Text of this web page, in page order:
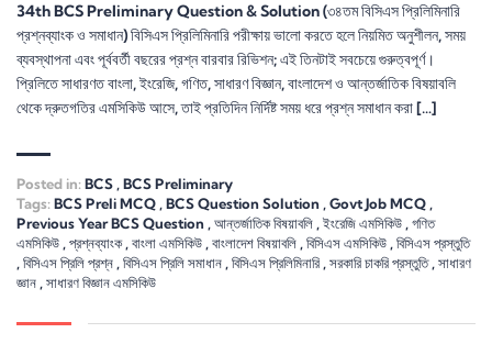
34th BCS Preliminary Question & Solution (৩৪তম বিসিএস প্রিলিমিনারি
প্রশ্নব্যাংক ও সমাধান) বিসিএস প্রিলিমিনারি পরীক্ষায় ভালো করতে হলে নিয়মিত অনুশীলন, সময়
ব্যবস্থাপনা এবং পূর্ববর্তী বছরের প্রশ্ন বারবার রিভিশন; এই তিনটাই সবচেয়ে গুরুত্বপূর্ণ।
প্রিলিতে সাধারণত বাংলা, ইংরেজি, গণিত, সাধারণ বিজ্ঞান, বাংলাদেশ ও আন্তর্জাতিক বিষয়াবলি
থেকে দ্রুতগতির এমসিকিউ আসে, তাই প্রতিদিন নির্দিষ্ট সময় ধরে প্রশ্ন সমাধান করা […]
Posted in:BCS , BCS Preliminary
Tags:BCS Preli MCQ , BCS Question Solution , Govt Job MCQ ,
Previous Year BCS Question , আন্তর্জাতিক বিষয়াবলি , ইংরেজি এমসিকিউ , গণিত
এমসিকিউ , প্রশ্নব্যাংক, বাংলা এমসিকিউ , বাংলাদেশ বিষয়াবলি , বিসিএস এমসিকিউ , বিসিএস প্রস্তুতি
, বিসিএস প্রিলি প্রশ্ন , বিসিএস প্রিলি সমাধান , বিসিএস প্রিলিমিনারি , সরকারি চাকরি প্রস্তুতি, সাধারণ
জ্ঞান , সাধারণ বিজ্ঞান এমসিকিউ